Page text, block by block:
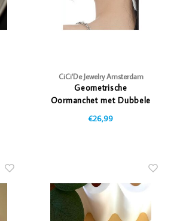
CiCi'De Jewelry Amsterdam
Geometrische
Oormanchet met Dubbele
Lijn
€26,99